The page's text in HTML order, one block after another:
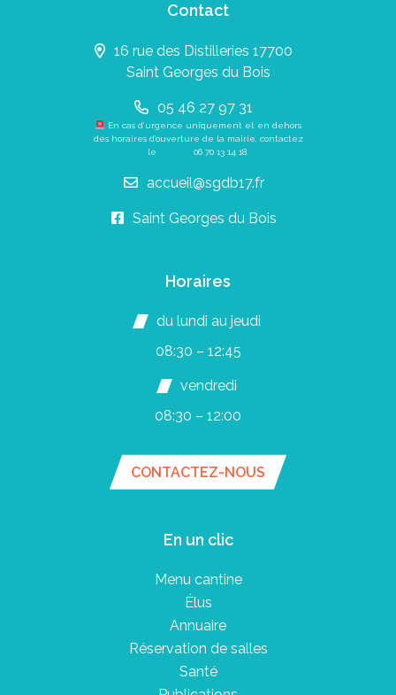
Contact
16 rue des Distilleries 17700
Saint Georges du Bois
05 46 27 97 31
En cas d’urgence uniquement et en dehors
des horaires d’ouverture de la mairie, contactez
le 06 70 13 14 18
accueil@sgdb17.fr
Saint Georges du Bois
Horaires
du lundi au jeudi
08:30 – 12:45
vendredi
08:30 – 12:00
CONTACTEZ-NOUS
En un clic
Menu cantine
Élus
Annuaire
Réservation de salles
Santé